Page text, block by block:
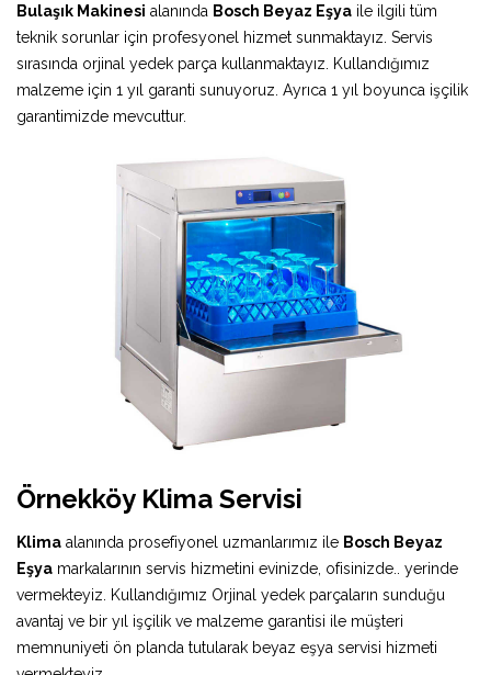
Bulaşık Makinesi alanında Bosch Beyaz Eşya ile ilgili tüm
teknik sorunlar için profesyonel hizmet sunmaktayız. Servis
sırasında orjinal yedek parça kullanmaktayız. Kullandığımız
malzeme için 1 yıl garanti sunuyoruz. Ayrıca 1 yıl boyunca işçilik
garantimizde mevcuttur.
Örnekköy Klima Servisi
Klima alanında prosefiyonel uzmanlarımız ile Bosch Beyaz
Eşya markalarının servis hizmetini evinizde, ofisinizde.. yerinde
vermekteyiz. Kullandığımız Orjinal yedek parçaların sunduğu
avantaj ve bir yıl işçilik ve malzeme garantisi ile müşteri
memnuniyeti ön planda tutularak beyaz eşya servisi hizmeti